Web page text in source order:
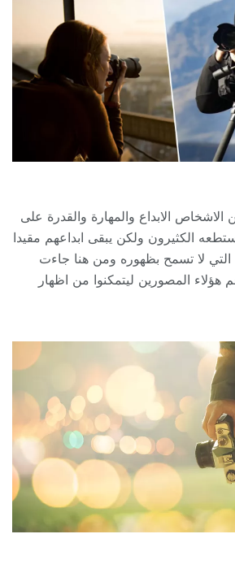
الاشخاص الابداع والمهارة والقدرة على
الكثيرون ولكن يبقى ابداعهم مقيدا
لا تسمح بظهوره ومن هنا جاءت
هؤلاء المصورين ليتمكنوا من اظهار